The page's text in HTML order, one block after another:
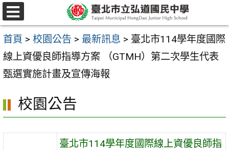
跳
至
主
要
內
區
選
單
首頁 > 校園公告 > 最新訊息 > 臺北市114學年度國際
線上資優良師指導方案 （GTMH）第二次學生代表
甄選實施計畫及宣傳海報
校園公告
臺北市114學年度國際線上資優良師指